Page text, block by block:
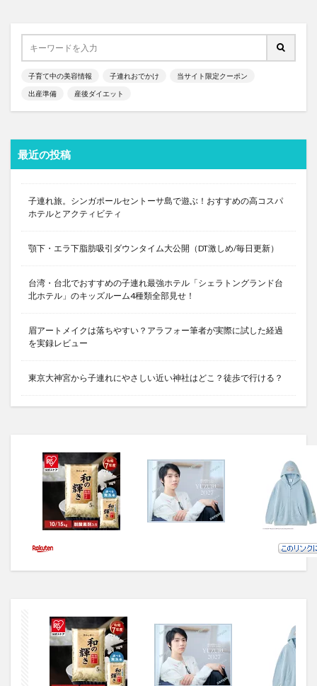
子育て中の美容情報 子連れおでかけ 当サイト限定クーポン
出産準備 産後ダイエット
最近の投稿
子連れ旅。シンガポールセントーサ島で遊ぶ！おすすめの高コスパ
ホテルとアクティビティ
顎下・エラ下脂肪吸引ダウンタイム大公開（DT激しめ/毎日更新）
台湾・台北でおすすめの子連れ最強ホテル「シェラトングランド台
北ホテル」のキッズルーム4種類全部見せ！
眉アートメイクは落ちやすい？アラフォー筆者が実際に試した経過
を実録レビュー
東京大神宮から子連れにやさしい近い神社はどこ？徒歩で行ける？